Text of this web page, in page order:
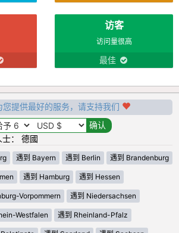
访客
访问量很高
最佳
您提供最好的服务，请支持我们
： 德國
遇到 Bayern 遇到 Berlin 遇到 Brandenburg
遇到 Hamburg 遇到 Hessen
Vorpommern 遇到 Niedersachsen
Westfalen 遇到 Rheinland-Pfalz